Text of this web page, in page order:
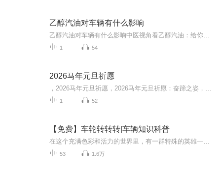
乙醇汽油对车辆有什么影响
1 54
2026马年元旦祈愿
1 52
【免费】车轮转转转|车辆知识科普
53 1.6万